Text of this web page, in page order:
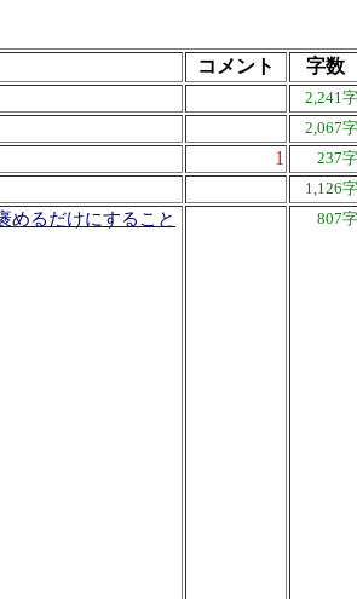
コメント 字数
2,241字
2,067字
1 237字
1,126字
めるだけにすること 807字